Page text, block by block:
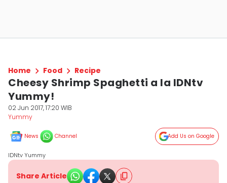
Home Food Recipe
Cheesy Shrimp Spaghetti a la IDNtv
Yummy!
02 Jun 2017, 17:20 WIB
Yummy
News Channel Add Us on Google
IDNtv Yummy
Share Article